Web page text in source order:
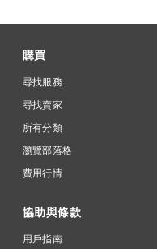
購買
尋找服務
尋找賣家
所有分類
瀏覽部落格
費用行情
協助與條款
用戶指南